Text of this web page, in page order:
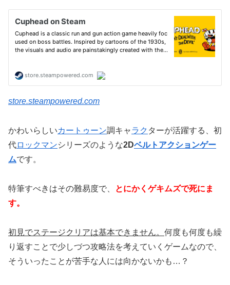
store.steampowered.com
かわいらしいカートゥーン調キャラク ターが活躍する、初
代ロックマンシリーズのような2Dベルトアクションゲー
ムです。
特筆すべきはその難易度で、
とにかくゲキムズで死にま
す。
初見でステージクリアは基本できません。 何度も何度も繰
り返すことで少しづつ攻略法を考えていくゲームなので、
そういったことが苦手な人には向かないかも…？